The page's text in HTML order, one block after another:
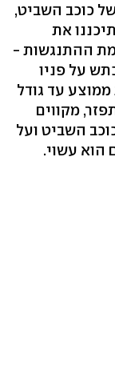
כוכב השביט,
את
ההתנגשות -
מכתש על פניו
עד גודל
מקווים
השביט ועל
הוא עשוי.